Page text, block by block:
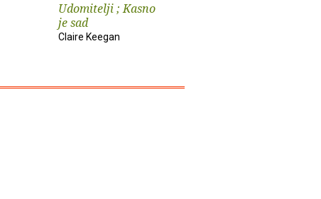
Udomitelji ; Kasno
je sad
Claire Keegan